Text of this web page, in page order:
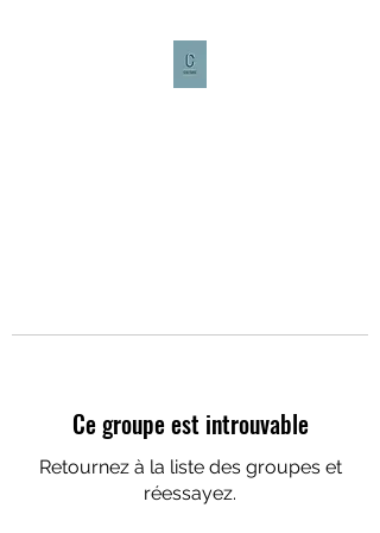
Ce groupe est introuvable
Retournez à la liste des groupes et
réessayez.